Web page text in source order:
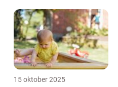
15 oktober 2025